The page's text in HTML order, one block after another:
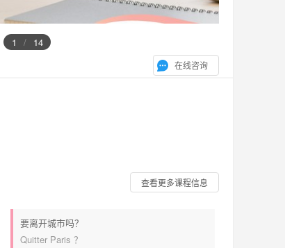
1 / 14
在线咨询
查看更多课程信息
要离开城市吗？
Quitter Paris ？